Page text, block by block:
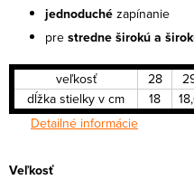
jednoduché zapínanie
pre stredne širokú a
veľkosť 28
dĺžka stielky v cm
18
Detailné informácie
Veľkosť